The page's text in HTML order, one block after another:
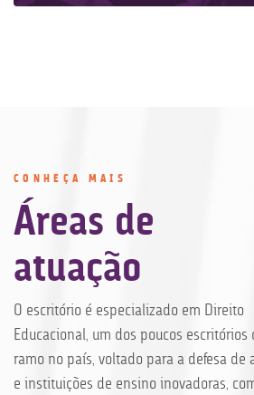
CONHEÇA MAIS
Áreas de
atuação
O escritório é especializado em Direito
Educacional, um dos poucos escritórios
ramo no país, voltado para a defesa de
e instituições de ensino inovadoras,